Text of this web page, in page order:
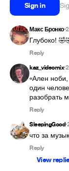
Sign in
Макс Бронко•
Глубоко!
Reply
kaz_videomix•
«Ален
один
разобрать
Reply
SleepingGood•
что за
Reply
View